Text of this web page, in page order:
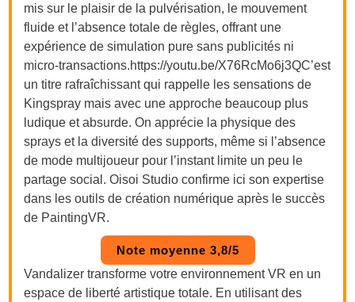
mis sur le plaisir de la pulvérisation, le mouvement
fluide et l’absence totale de règles, offrant une
expérience de simulation pure sans publicités ni
micro-transactions.https://youtu.be/X76RcMo6j3QC’est
un titre rafraîchissant qui rappelle les sensations de
Kingspray mais avec une approche beaucoup plus
ludique et absurde. On apprécie la physique des
sprays et la diversité des supports, même si l’absence
de mode multijoueur pour l’instant limite un peu le
partage social. Oisoi Studio confirme ici son expertise
dans les outils de création numérique après le succès
de PaintingVR.
Note moyenne 3,8/5
Vandalizer transforme votre environnement VR en un
espace de liberté artistique totale. En utilisant des